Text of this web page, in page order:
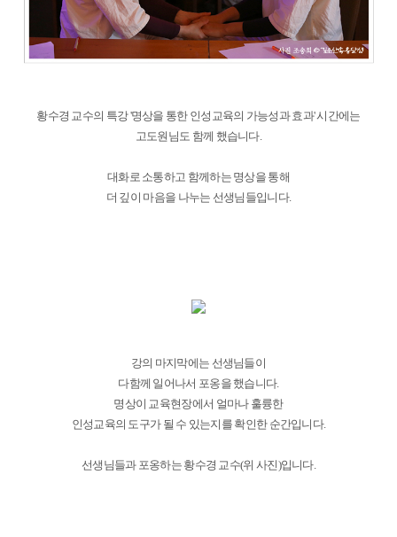
황수경 교수의 특강 '명상을 통한 인성교육의 가능성과 효과' 시간에는
고도원님도 함께 했습니다.
대화로 소통하고 함께하는 명상을 통해
더 깊이 마음을 나누는 선생님들입니다.
강의 마지막에는 선생님들이
다함께 일어나서 포옹을 했습니다.
명상이 교육현장에서 얼마나 훌륭한
인성교육의 도구가 될 수 있는지를 확인한 순간입니다.
선생님들과 포옹하는 황수경 교수(위 사진)입니다.